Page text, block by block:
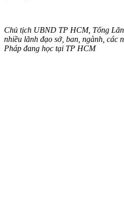
Chủ tịch UBND TP HCM, Tổng
nhiều lãnh đạo sở, ban, ngành, các
Pháp đang học tại TP HCM